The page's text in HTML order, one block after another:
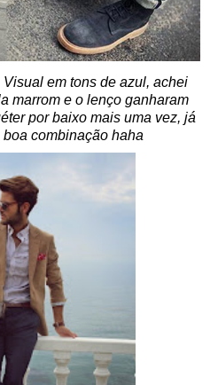
em tons de azul, achei
marrom e o lenço ganharam
por baixo mais uma vez, já
combinação haha